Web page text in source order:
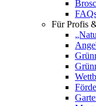
Für Profis